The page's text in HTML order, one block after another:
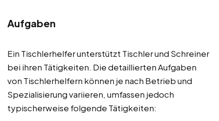
Aufgaben
Ein Tischlerhelfer unterstützt Tischler und Schreiner
bei ihren Tätigkeiten. Die detaillierten Aufgaben
von Tischlerhelfern können je nach Betrieb und
Spezialisierung variieren, umfassen jedoch
typischerweise folgende Tätigkeiten: